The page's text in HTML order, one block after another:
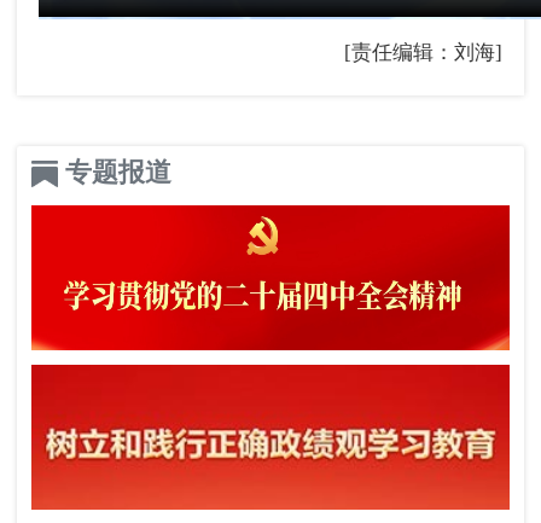
[责任编辑：刘海]
专题报道